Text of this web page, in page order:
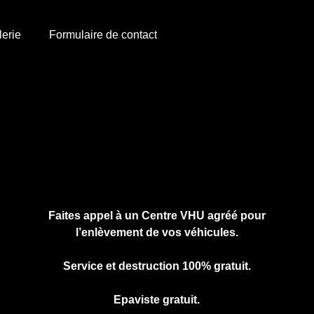
Formulaire de contact
Faites appel à un Centre VHU agréé pour
l’enlèvement de vos véhicules.
Service et destruction 100% gratuit.
Epaviste gratuit.